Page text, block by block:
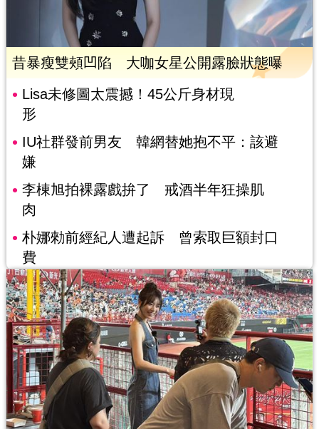
昔暴瘦雙頰凹陷 大咖女星公開露臉狀態曝
Lisa未修圖太震撼！45公斤身材現
形
IU社群發前男友 韓網替她抱不平：該避
嫌
李棟旭拍裸露戲拚了 戒酒半年狂操肌
肉
朴娜勑前經紀人遭起訴 曾索取巨額封口
費